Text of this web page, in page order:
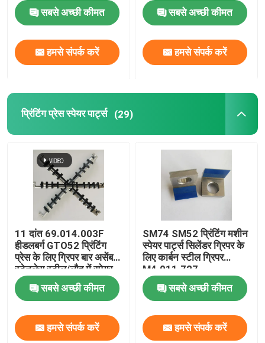
सबसे अच्छी कीमत
हमसे संपर्क करें
सबसे अच्छी कीमत
हमसे संपर्क करें
प्रिंटिंग प्रेस स्पेयर पार्ट्स (29)
11 दांत 69.014.003F
हीडलबर्ग GTO52 प्रिंटिंग
प्रेस के लिए ग्रिपर बार असेंबली
स्टेनलेस स्टील/लौह में स्पेयर
पार्ट्स
सबसे अच्छी कीमत
हमसे संपर्क करें
SM74 SM52 प्रिंटिंग मशीन
स्पेयर पार्ट्स सिलेंडर ग्रिपर के
लिए कार्बन स्टील ग्रिपर
M4.011.727
सबसे अच्छी कीमत
हमसे संपर्क करें